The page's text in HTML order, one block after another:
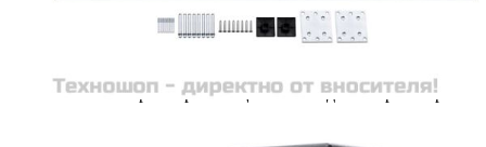
Добавете продукта в количката си с бутона "Добави в
количката" и при поръчка ще можете да изберете броя